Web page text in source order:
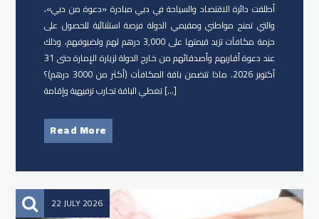
أطلقت دائرة الاقتصاد والسياحة في دبي مبادرة «دعوة من دبي»،
والتي تمنح مواطني ومقيمي الدولة فرصة استثنائية للحصول على
حزمة مكافآت تزيد قيمتها على 3,000 درهم لهم ولضيوفهم، وذلك
عند دعوة أقاربهم وأصدقائهم من خارج الدولة لزيارة الإمارة حتى 31
أكتوبر 2026. ماذا تتضمن باقة المكافآت (أكثر من 3000 درهم)؟
تغطي الباقة تجارب ترفيهية وإقامة […]
Read More
22 JULY 2026